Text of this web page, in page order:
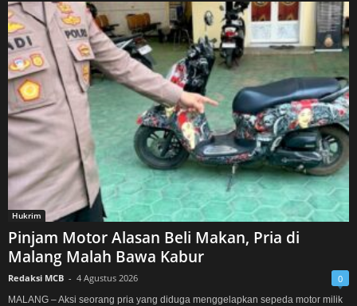
Hukrim
Pinjam Motor Alasan Beli Makan, Pria di
Malang Malah Bawa Kabur
Redaksi MCB - 4 Agustus 2026 0
MALANG – Aksi seorang pria yang diduga menggelapkan sepeda motor milik